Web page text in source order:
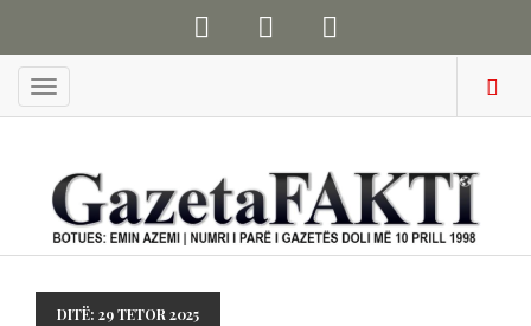
Menu
DITË: 29 TETOR 2025